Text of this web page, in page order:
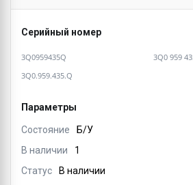
Серийный номер
3Q0959435Q
3Q0 959
3Q0.959.435.Q
Параметры
Состояние
Б/У
В наличии
1
Статус
В наличии